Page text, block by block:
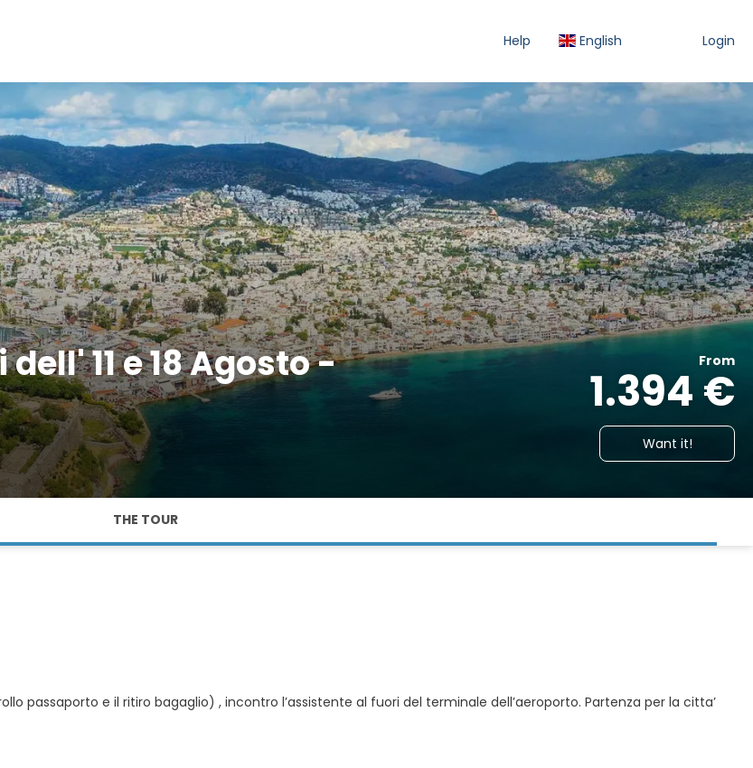
Help English Login
11 e 18 Agosto - From
1.394 €
Want it!
THE TOUR
passaporto e il ritiro bagaglio) , incontro l’assistente al fuori del terminale dell’aeroporto. Partenza per la citta’